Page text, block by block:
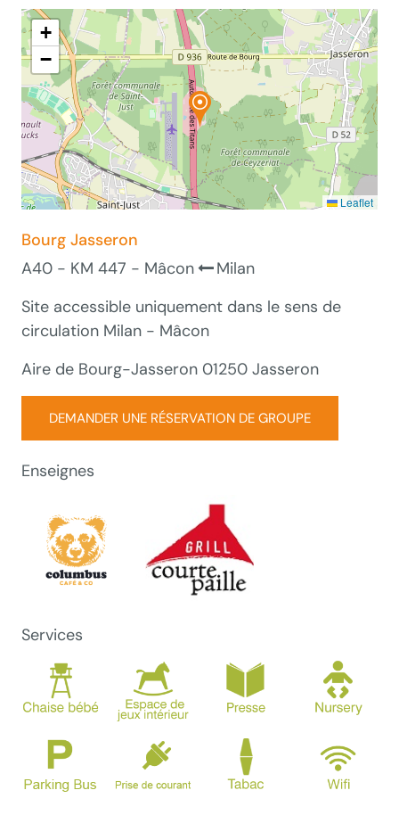
+
−
Leaflet
Bourg Jasseron
A40 - KM 447 - Mâcon
Milan
Site accessible uniquement dans le sens de
circulation Milan - Mâcon
Aire de Bourg-Jasseron 01250 Jasseron
DEMANDER UNE RÉSERVATION DE GROUPE
Enseignes
Services